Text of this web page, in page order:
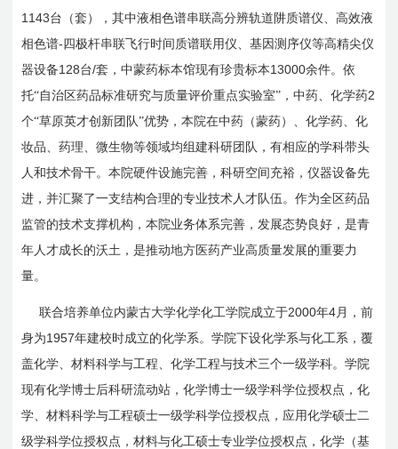
1143台（套），其中液相色谱串联高分辨轨道阱质谱仪、高效液
相色谱-四极杆串联飞行时间质谱联用仪、基因测序仪等高精尖仪
器设备128台/套，中蒙药标本馆现有珍贵标本13000余件。依
托“自治区药品标准研究与质量评价重点实验室”，中药、化学药2
个“草原英才创新团队”优势，本院在中药（蒙药）、化学药、化
妆品、药理、微生物等领域均组建科研团队，有相应的学科带头
人和技术骨干。本院硬件设施完善，科研空间充裕，仪器设备先
进，并汇聚了一支结构合理的专业技术人才队伍。作为全区药品
监管的技术支撑机构，本院业务体系完善，发展态势良好，是青
年人才成长的沃土，是推动地方医药产业高质量发展的重要力
量。
联合培养单位内蒙古大学化学化工学院成立于2000年4 月，前
身为1957年建校时成立的化学系。学院下设化学系与化工系，覆
盖化学、材料科学与工程、化学工程与技术三个一级学科。学院
现有化学博士后科研流动站，化学博士一级学科学位授权点，化
学、材料科学与工程硕士一级学科学位授权点，应用化学硕士二
级学科学位授权点，材料与化工硕士专业学位授权点，化学（基